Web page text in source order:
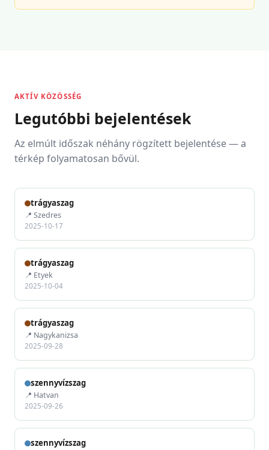
AKTÍV KÖZÖSSÉG
Legutóbbi bejelentések
Az elmúlt időszak néhány rögzített bejelentése — a
térkép folyamatosan bővül.
trágyaszag
📍 Szedres
2025-10-17
trágyaszag
📍 Etyek
2025-10-04
trágyaszag
📍 Nagykanizsa
2025-09-28
szennyvízszag
📍 Hatvan
2025-09-26
szennyvízszag